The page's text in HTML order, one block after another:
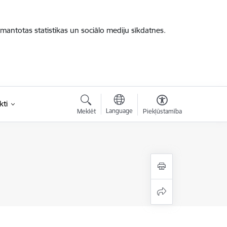
statistikas un sociālo mediju sīkdatnes.
Meklēt Language Piekļūstamība